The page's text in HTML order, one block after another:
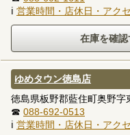
ℹ 営業時間・店休日・アク
ゆめタウン徳島店
徳島県板野郡藍住町奥野
☎ 088-692-0513
ℹ 営業時間・店休日・アク